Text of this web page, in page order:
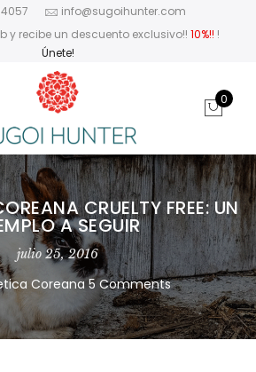
info@sugoihunter.com
y recibe un descuento exclusivo!! 10%!! !
Únete!
0
CRUELTY FREE: UN
A SEGUIR
julio 25, 2016
Coreana5 Comments